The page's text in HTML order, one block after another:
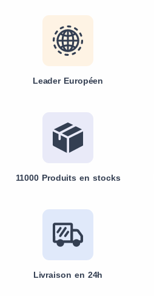
Leader Européen
11000 Produits en stocks
Livraison en 24h